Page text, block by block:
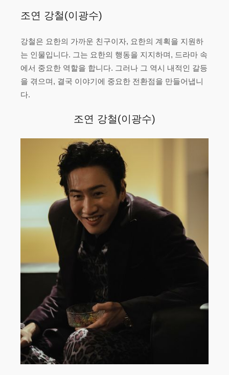
조연 강철(이광수)
강철은 요한의 가까운 친구이자, 요한의 계획을 지원하
는 인물입니다. 그는 요한의 행동을 지지하며, 드라마 속
에서 중요한 역할을 합니다. 그러나 그 역시 내적인 갈등
을 겪으며, 결국 이야기에 중요한 전환점을 만들어냅니
다.
조연 강철(이광수)